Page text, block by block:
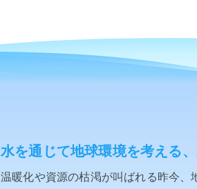
水を通じて地球環境を考える
温暖化や資源の枯渇が叫ばれる昨今